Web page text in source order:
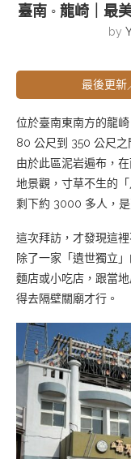
臺南 ◦ 龍崎｜最
by
最後更
位於臺南東南方的龍
80 公尺到 350 公尺之
由於此區泥岩遍布，
地景觀，寸草不生的
剩下約 3000 多人，
這次拜訪，才發現這
除了一家「遺世獨立
麵店或小吃店，跟當
得去隔壁關廟才行。